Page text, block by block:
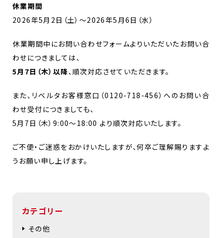
休業期間
2026年5月2日（土）～2026年5月6日（水）
休業期間中にお問い合わせフォームよりいただいたお問い合
わせにつきましては、
5月7日（木）以降、順次対応させていただきます。
また、リベルタお客様窓口（0120-718-456）へのお問い合
わせ受付につきましても、
5月7日（木）9:00～18:00 より順次対応いたします。
ご不便・ご迷惑をおかけいたしますが、何卒ご理解賜りますよ
うお願い申し上げます。
カテゴリー
その他